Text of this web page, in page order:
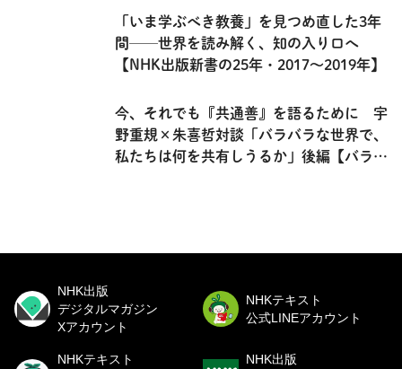
「いま学ぶべき教養」を見つめ直した3年
間──世界を読み解く、知の入り口へ
【NHK出版新書の25年・2017～2019年】
今、それでも『共通善』を語るために 宇
野重規×朱喜哲対談「バラバラな世界で、
私たちは何を共有しうるか」後編【バラバ
NHK出版
デジタルマガジン
Xアカウント
NHKテキスト
公式LINEアカウント
NHKテキスト
NHK出版